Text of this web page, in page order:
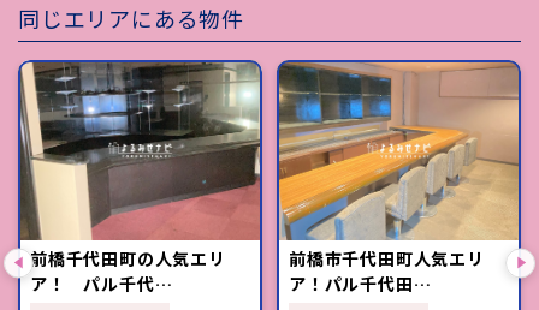
同じエリアにある物件
前橋千代田町の人気エリ
ア！ パル千代…
前橋市千代田町人気エリ
ア！パル千代田…